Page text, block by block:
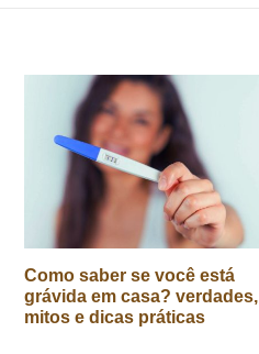
Como saber se você está
grávida em casa? verdades,
mitos e dicas práticas